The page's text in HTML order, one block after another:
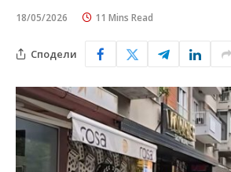
18/05/2026 11 Mins Read
Сподели